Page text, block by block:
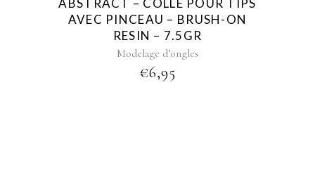
ABSTRACT – COLLE POUR TIPS
AVEC PINCEAU – BRUSH-ON
RESIN – 7.5GR
Modelage d’ongles
€6,95